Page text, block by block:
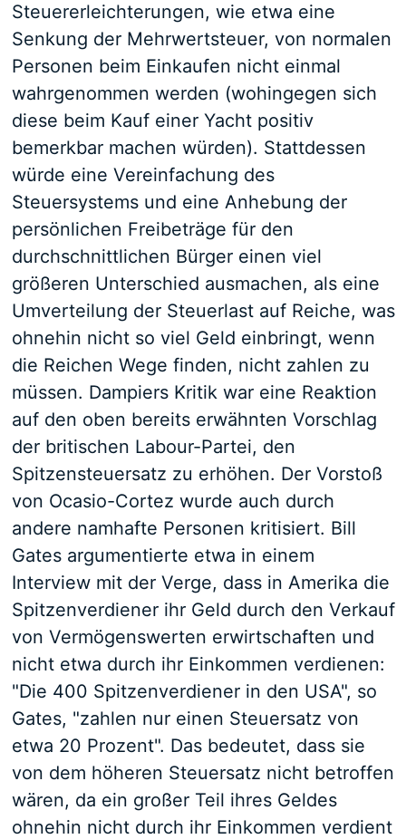
Steuererleichterungen, wie etwa eine
Senkung der Mehrwertsteuer, von normalen
Personen beim Einkaufen nicht einmal
wahrgenommen werden (wohingegen sich
diese beim Kauf einer Yacht positiv
bemerkbar machen würden). Stattdessen
würde eine Vereinfachung des
Steuersystems und eine Anhebung der
persönlichen Freibeträge für den
durchschnittlichen Bürger einen viel
größeren Unterschied ausmachen, als eine
Umverteilung der Steuerlast auf Reiche, was
ohnehin nicht so viel Geld einbringt, wenn
die Reichen Wege finden, nicht zahlen zu
müssen. Dampiers Kritik war eine Reaktion
auf den oben bereits erwähnten Vorschlag
der britischen Labour-Partei, den
Spitzensteuersatz zu erhöhen. Der Vorstoß
von Ocasio-Cortez wurde auch durch
andere namhafte Personen kritisiert. Bill
Gates argumentierte etwa in einem
Interview mit der Verge, dass in Amerika die
Spitzenverdiener ihr Geld durch den Verkauf
von Vermögenswerten erwirtschaften und
nicht etwa durch ihr Einkommen verdienen:
"Die 400 Spitzenverdiener in den USA", so
Gates, "zahlen nur einen Steuersatz von
etwa 20 Prozent". Das bedeutet, dass sie
von dem höheren Steuersatz nicht betroffen
wären, da ein großer Teil ihres Geldes
ohnehin nicht durch ihr Einkommen verdient